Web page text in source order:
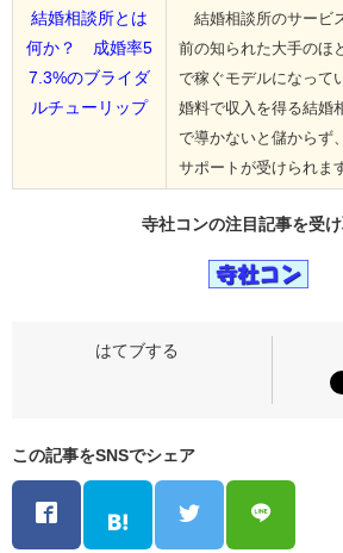
結婚相談所とは
何か？ 成婚率5
7.3%のブライダ
ルチューリップ
結婚相談所のサービ
前の知られた大手のほ
で稼ぐモデルになって
婚料で収入を得る結婚
で導かないと儲からず
サポートが受けられま
寺社コンの注目記事を受
この記事をSNSでシェア